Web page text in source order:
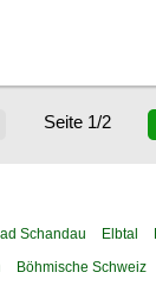
Seite 1/2
Schandau Elbtal
Böhmische Schweiz